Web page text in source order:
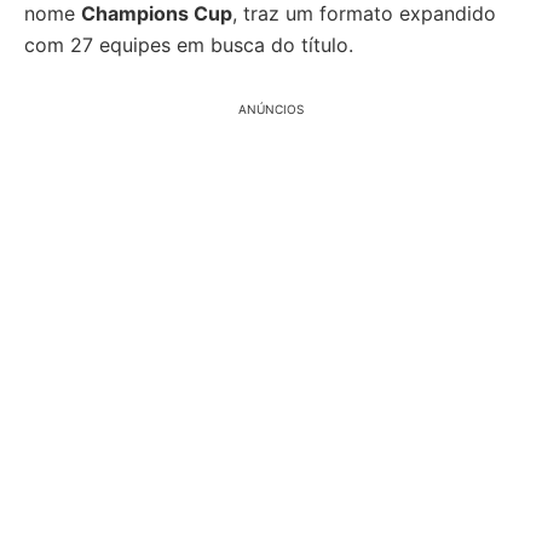
nome Champions Cup, traz um formato expandido
com 27 equipes em busca do título.
ANÚNCIOS